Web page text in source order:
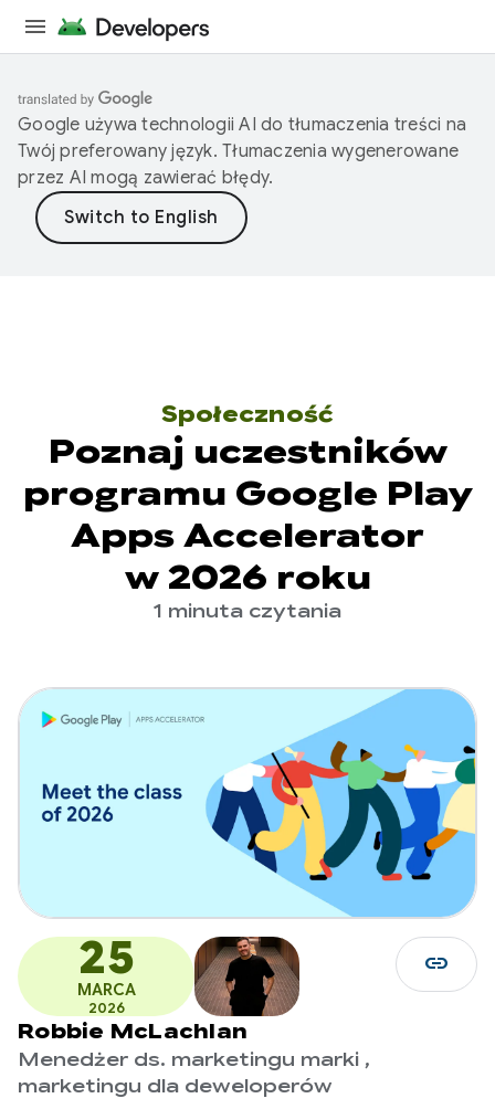
Google używa technologii AI do tłumaczenia treści na
Twój preferowany język. Tłumaczenia wygenerowane
przez AI mogą zawierać błędy.
Społeczność
Poznaj uczestników
programu Google Play
Apps Accelerator
w 2026 roku
1 minuta czytania
25
MARCA
2026
Robbie McLachlan
Menedżer ds. marketingu marki ,
marketingu dla deweloperów
link